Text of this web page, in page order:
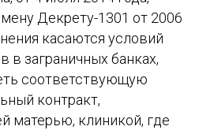
Декрету-1301 от 2006
касаются условий
в заграничных банках,
соответствующую
контракт,
матерью, клиникой, где